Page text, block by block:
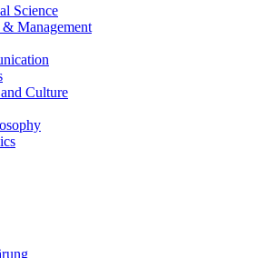
Science
Management
Culture